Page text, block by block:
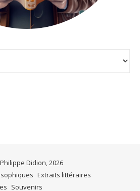
Didion, 2026
Extraits littéraires
Souvenirs